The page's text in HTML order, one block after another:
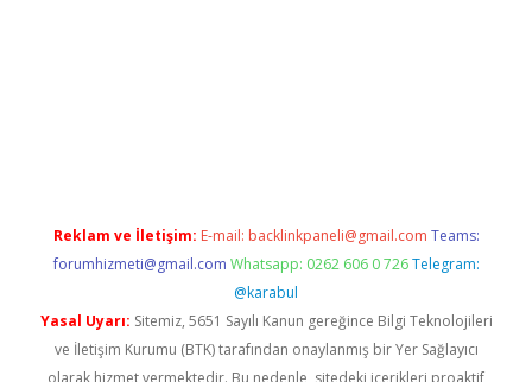
Reklam ve İletişim: E-mail: backlinkpaneli@gmail.com Teams:
forumhizmeti@gmail.com Whatsapp: 0262 606 0 726 Telegram:
@karabul
Yasal Uyarı: Sitemiz, 5651 Sayılı Kanun gereğince Bilgi Teknolojileri
ve İletişim Kurumu (BTK) tarafından onaylanmış bir Yer Sağlayıcı
olarak hizmet vermektedir. Bu nedenle, sitedeki içerikleri proaktif